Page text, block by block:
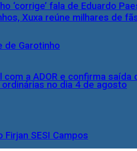
Xuxa reúne milhares de
a ADOR e confirma saída
SESI Campos
‘corrige’ fala de Eduardo
de Garotinho
no dia 4 de agosto